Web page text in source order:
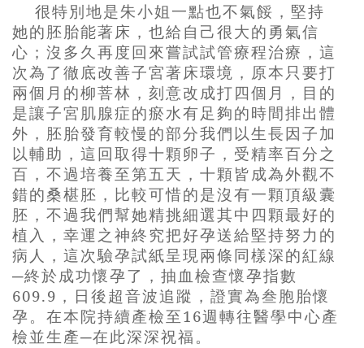
很特別地是朱小姐一點也不氣餒，堅持
她的胚胎能著床，也給自己很大的勇氣信
心；沒多久再度回來嘗試試管療程治療，這
次為了徹底改善子宮著床環境，原本只要打
兩個月的柳菩林，刻意改成打四個月，目的
是讓子宮肌腺症的瘀水有足夠的時間排出體
外，胚胎發育較慢的部分我們以生長因子加
以輔助，這回取得十顆卵子，受精率百分之
百，不過培養至第五天，十顆皆成為外觀不
錯的桑椹胚，比較可惜的是沒有一顆頂級囊
胚，不過我們幫她精挑細選其中四顆最好的
植入，幸運之神終究把好孕送給堅持努力的
病人，這次驗孕試紙呈現兩條同樣深的紅線
─終於成功懷孕了，抽血檢查懷孕指數
609.9 ，日後超音波追蹤，證實為叁胞胎懷
孕。在本院持續產檢至16週轉往醫學中心產
檢並生產─在此深深祝福。